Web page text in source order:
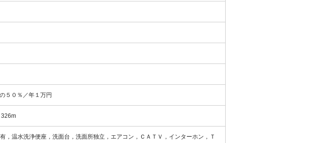
５０％／年１万円
326m
，温水洗浄便座，洗面台，洗面所独立，エアコン，ＣＡＴＶ，インターホン，Ｔ